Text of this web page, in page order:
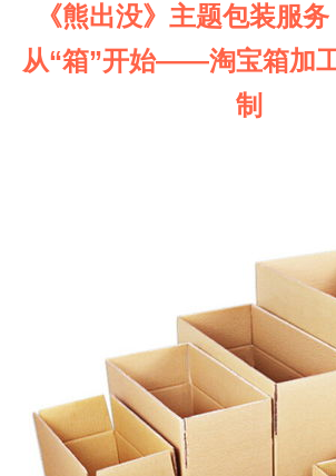
《熊出没》主题包装服
从“箱”开始——淘宝箱加
制